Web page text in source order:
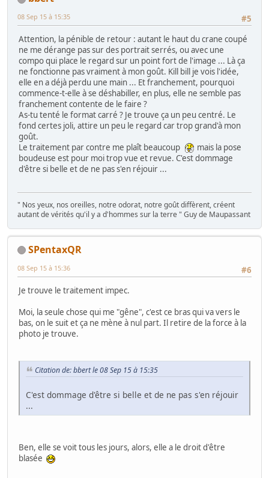
#5
08 Sep 15 à 15:35
Attention, la pénible de retour : autant le haut du crane coupé
ne me dérange pas sur des portrait serrés, ou avec une
compo qui place le regard sur un point fort de l'image ... Là ça
ne fonctionne pas vraiment à mon goût. Kill bill je vois l'idée,
elle en a déjà perdu une main ... Et franchement, pourquoi
commence-t-elle à se déshabiller, en plus, elle ne semble pas
franchement contente de le faire ?
As-tu tenté le format carré ? Je trouve ça un peu centré. Le
fond certes joli, attire un peu le regard car trop grand'à mon
goût.
Le traitement par contre me plaît beaucoup
mais la pose
boudeuse est pour moi trop vue et revue. C'est dommage
d'être si belle et de ne pas s'en réjouir ...
" Nos yeux, nos oreilles, notre odorat, notre goût diffèrent, créent
autant de vérités qu'il y a d'hommes sur la terre " Guy de Maupassant
SPentaxQR
#6
08 Sep 15 à 15:36
Je trouve le traitement impec.
Moi, la seule chose qui me "gêne", c'est ce bras qui va vers le
bas, on le suit et ça ne mène à nul part. Il retire de la force à la
photo je trouve.
Citation de: bbert le 08 Sep 15 à 15:35
C'est dommage d'être si belle et de ne pas s'en réjouir
...
Ben, elle se voit tous les jours, alors, elle a le droit d'être
blasée